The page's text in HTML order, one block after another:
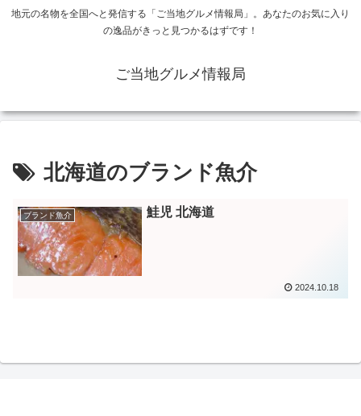
地元の名物を全国へと発信する「ご当地グルメ情報局」。あなたのお気に入り
の逸品がきっと見つかるはずです！
ご当地グルメ情報局
北海道のブランド魚介
ブランド魚介 鮭児 北海道
2024.10.18